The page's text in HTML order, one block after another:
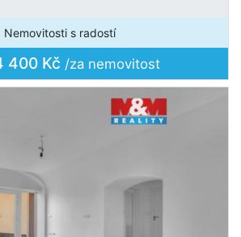
Nemovitosti s radostí
400 Kč /za nemovitost